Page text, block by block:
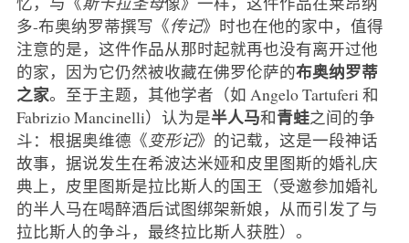
多-布奥纳罗蒂撰写《传记》时也在他的家中，值得
注意的是，这件作品从那时起就再也没有离开过他
的家，因为它仍然被收藏在佛罗伦萨的布奥纳罗蒂
之家。至于主题，其他学者（如 Angelo Tartuferi 和
Fabrizio Mancinelli）认为是半人马和青蛙之间的争
斗：根据奥维德《变形记》的记载，这是一段神话
故事，据说发生在希波达米娅和皮里图斯的婚礼庆
典上，皮里图斯是拉比斯人的国王（受邀参加婚礼
的半人马在喝醉酒后试图绑架新娘，从而引发了与
拉比斯人的争斗，最终拉比斯人获胜）。